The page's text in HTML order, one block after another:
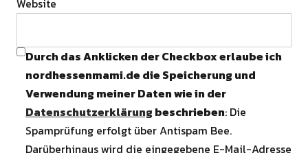
Website
Durch das Anklicken der Checkbox erlaube ich
nordhessenmami.de die Speicherung und
Verwendung meiner Daten wie in der
Datenschutzerklärung beschrieben: Die
Spamprüfung erfolgt über Antispam Bee.
Darüberhinaus wird die eingegebene E-Mail-Adresse